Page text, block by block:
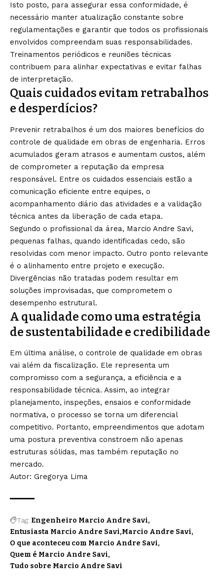
Isto posto, para assegurar essa conformidade, é
necessário manter atualização constante sobre
regulamentações e garantir que todos os profissionais
envolvidos compreendam suas responsabilidades.
Treinamentos periódicos e reuniões técnicas
contribuem para alinhar expectativas e evitar falhas
de interpretação.
Quais cuidados evitam retrabalhos
e desperdícios?
Prevenir retrabalhos é um dos maiores benefícios do
controle de qualidade em obras de engenharia. Erros
acumulados geram atrasos e aumentam custos, além
de comprometer a reputação da empresa
responsável. Entre os cuidados essenciais estão a
comunicação eficiente entre equipes, o
acompanhamento diário das atividades e a validação
técnica antes da liberação de cada etapa.
Segundo o profissional da área, Marcio Andre Savi,
pequenas falhas, quando identificadas cedo, são
resolvidas com menor impacto. Outro ponto relevante
é o alinhamento entre projeto e execução.
Divergências não tratadas podem resultar em
soluções improvisadas, que comprometem o
desempenho estrutural.
A qualidade como uma estratégia
de sustentabilidade e credibilidade
Em última análise, o controle de qualidade em obras
vai além da fiscalização. Ele representa um
compromisso com a segurança, a eficiência e a
responsabilidade técnica. Assim, ao integrar
planejamento, inspeções, ensaios e conformidade
normativa, o processo se torna um diferencial
competitivo. Portanto, empreendimentos que adotam
uma postura preventiva constroem não apenas
estruturas sólidas, mas também reputação no
mercado.
Autor: Gregorya Lima
Tag: Engenheiro Marcio Andre Savi
Entusiasta Marcio Andre Savi Marcio Andre Savi
O que aconteceu com Marcio Andre Savi
Quem é Marcio Andre Savi
Tudo sobre Marcio Andre Savi